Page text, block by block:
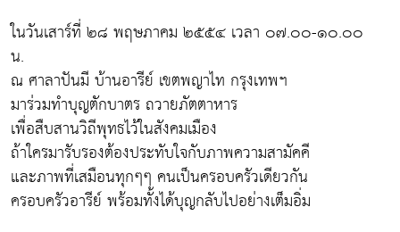
ในวันเสาร์ที่ ๒๘ พฤษภาคม ๒๕๕๔ เวลา ๐๗.๐๐-๑๐.๐๐
น.
ณ ศาลาปันมี บ้านอารีย์ เขตพญาไท กรุงเทพฯ
มาร่วมทำบุญตักบาตร ถวายภัตตาหาร
เพื่อสืบสานวิถีพุทธไว้ในสังคมเมือง
ถ้าใครมารับรองต้องประทับใจกับภาพความสามัคคี
และภาพที่เสมือนทุกๆๆ คนเป็นครอบครัวเดียวกัน
ครอบครัวอารีย์ พร้อมทั้งได้บุญกลับไปอย่างเต็มอิ่ม